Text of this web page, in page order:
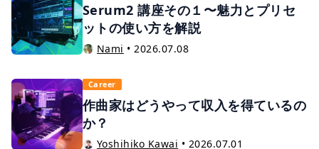
Serum2 講座その１〜魅力とプリセ
ットの使い方を解説
Nami •2026.07.08
Career
作曲家はどうやって収入を得ているの
か？
Yoshihiko Kawai • 2026.07.01